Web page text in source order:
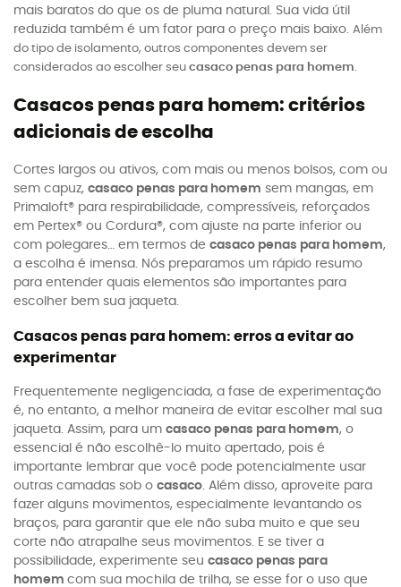
mais baratos do que os de pluma natural. Sua vida útil
reduzida também é um fator para o preço mais baixo. Além
do tipo de isolamento, outros componentes devem ser
considerados ao escolher seu casaco penas para homem.
Casacos penas para homem: critérios
adicionais de escolha
Cortes largos ou ativos, com mais ou menos bolsos, com ou
sem capuz, casaco penas para homem sem mangas, em
Primaloft® para respirabilidade, compressíveis, reforçados
em Pertex® ou Cordura®, com ajuste na parte inferior ou
com polegares… em termos de casaco penas para homem,
a escolha é imensa. Nós preparamos um rápido resumo
para entender quais elementos são importantes para
escolher bem sua jaqueta.
Casacos penas para homem: erros a evitar ao
experimentar
Frequentemente negligenciada, a fase de experimentação
é, no entanto, a melhor maneira de evitar escolher mal sua
jaqueta. Assim, para um casaco penas para homem, o
essencial é não escolhê-lo muito apertado, pois é
importante lembrar que você pode potencialmente usar
outras camadas sob o casaco . Além disso, aproveite para
fazer alguns movimentos, especialmente levantando os
braços, para garantir que ele não suba muito e que seu
corte não atrapalhe seus movimentos. E se tiver a
possibilidade, experimente seu casaco penas para
homem com sua mochila de trilha, se esse for o uso que